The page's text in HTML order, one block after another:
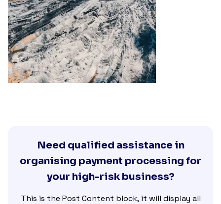
Need qualified assistance in
organising payment processing for
your high-risk business?
This is the Post Content block, it will display all